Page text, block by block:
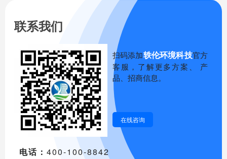
联系我们
扫码添加轶伦环境科技官方
客服，了解更多方案、 产
品、招商信息。
在线咨询
电话： 400-100-8842